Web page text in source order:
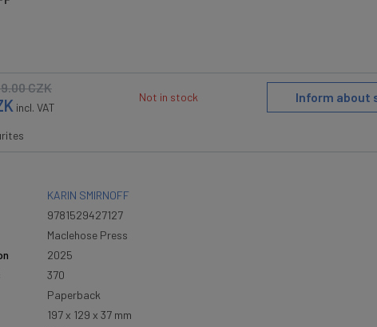
CZK
incl. VAT
Not in stock Inform about
KARIN SMIRNOFF
9781529427127
Maclehose Press
2025
370
Paperback
197 x 129 x 37 mm